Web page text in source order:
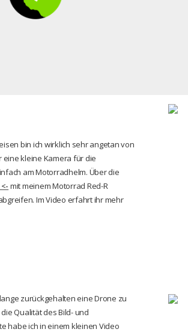
bin ich wirklich sehr angetan von
eine kleine Kamera für die
am Motorradhelm. Über die
mit meinem Motorrad Red-R
Im Video erfahrt ihr mehr
zurückgehalten eine Drone zu
Qualität des Bild- und
habe ich in einem kleinen Video